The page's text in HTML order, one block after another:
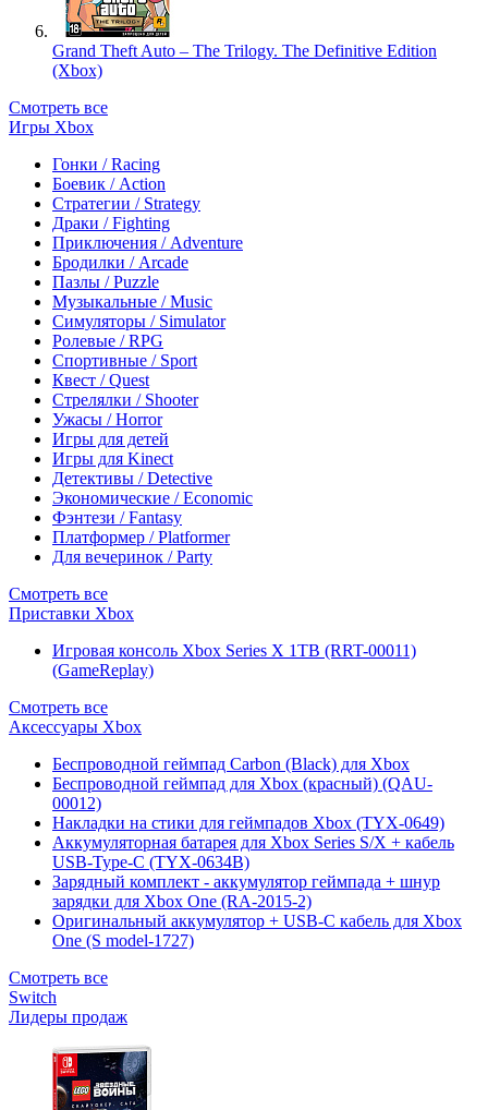
Grand Theft Auto – The Trilogy. The Definitive Edition
(Xbox)
Смотреть все
Игры Xbox
Гонки / Racing
Боевик / Action
Стратегии / Strategy
Драки / Fighting
Приключения / Adventure
Бродилки / Arcade
Пазлы / Puzzle
Музыкальные / Music
Симуляторы / Simulator
Ролевые / RPG
Спортивные / Sport
Квест / Quest
Стрелялки / Shooter
Ужасы / Horror
Игры для детей
Игры для Kinect
Детективы / Detective
Экономические / Economic
Фэнтези / Fantasy
Платформер / Platformer
Для вечеринок / Party
Смотреть все
Приставки Xbox
Игровая консоль Xbox Series X 1TB (RRT-00011)
(GameReplay)
Смотреть все
Аксессуары Xbox
Беспроводной геймпад Carbon (Black) для Xbox
Беспроводной геймпад для Xbox (красный) (QAU-
00012)
Накладки на стики для геймпадов Xbox (TYX-0649)
Аккумуляторная батарея для Xbox Series S/X + кабель
USB-Type-C (TYX-0634B)
Зарядный комплект - аккумулятор геймпада + шнур
зарядки для Xbox One (RA-2015-2)
Оригинальный аккумулятор + USB-C кабель для Xbox
One (S model-1727)
Смотреть все
Switch
Лидеры продаж